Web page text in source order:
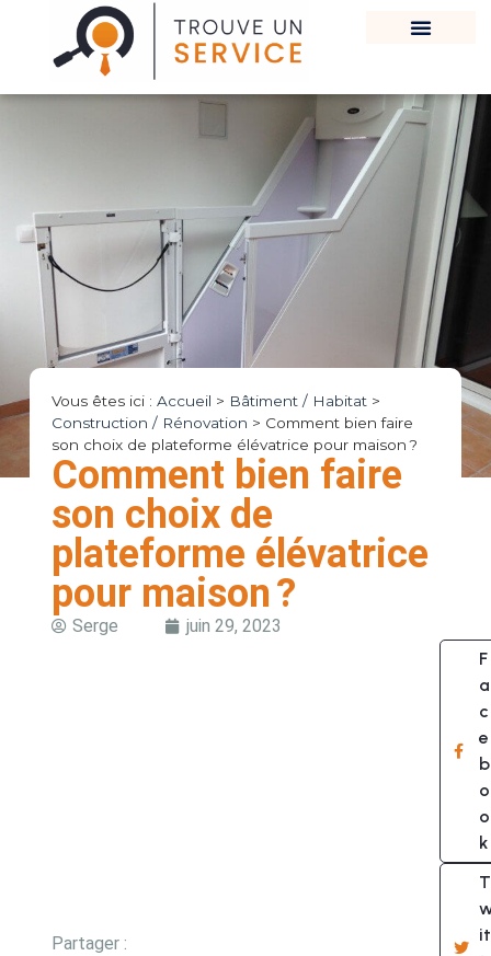
Vous êtes ici : Accueil > Bâtiment / Habitat>
Construction / Rénovation > Comment bien faire
son choix de plateforme élévatrice pour maison ?
Comment bien faire
son choix de
plateforme élévatrice
pour maison ?
Serge juin 29, 2023
Partager :
F
a
c
e
b
o
o
k
T
it